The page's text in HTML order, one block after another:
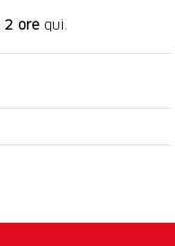
2 ore qui.